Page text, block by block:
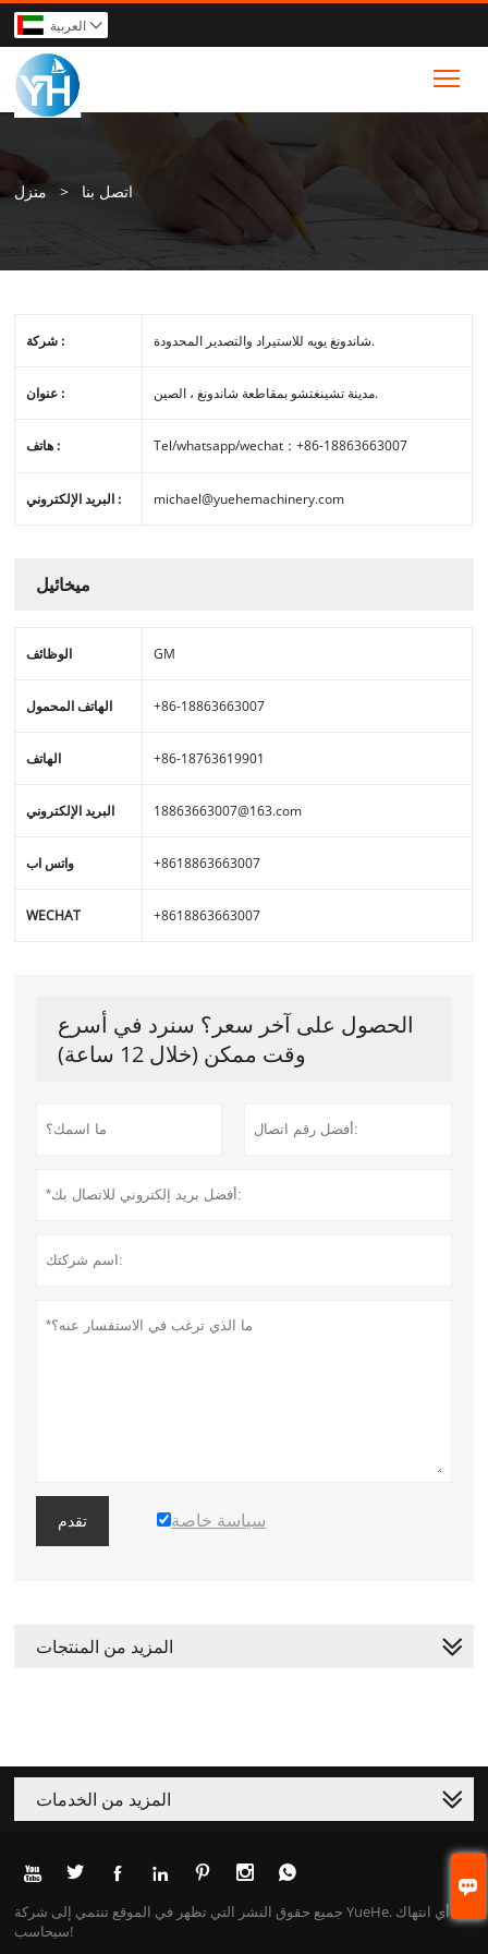

العربية 
منزل > اتصل بنا
شركة : شاندونغ يويه للاستيراد والتصدير المحدودة.
عنوان : مدينة تشينغتشو بمقاطعة شاندونغ ، الصين.
هاتف : Tel/whatsapp/wechat：+86-18863663007
البريد الإلكتروني : michael@yuehemachinery.com
ميخائيل
الوظائف GM
الهاتف المحمول +86-18863663007
الهاتف +86-18763619901
البريد الإلكتروني 18863663007@163.com
واتس اب +8618863663007
WECHAT +8618863663007
الحصول على آخر سعر؟ سنرد في أسرع
وقت ممكن (خلال 12 ساعة)
تقدم سياسة خاصة
المزيد من المنتجات
المزيد من الخدمات
      
جميع حقوق النشر التي تظهر في الموقع تنتمي إلى شركة YueHe. أي انتهاك
سيحاسب!